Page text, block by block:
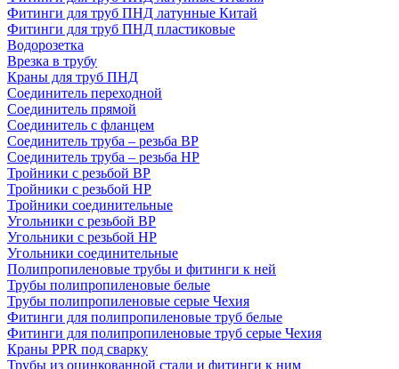
Фитинги для труб ПНД латунные Китай
Фитинги для труб ПНД пластиковые
Водорозетка
Врезка в трубу
Краны для труб ПНД
Соединитель переходной
Соединитель прямой
Соединитель с фланцем
Соединитель труба – резьба ВР
Соединитель труба – резьба НР
Тройники с резьбой ВР
Тройники с резьбой НР
Тройники соединительные
Угольники с резьбой ВР
Угольники с резьбой НР
Угольники соединительные
Полипропиленовые трубы и фитинги к ней
Трубы полипропиленовые белые
Трубы полипропиленовые серые Чехия
Фитинги для полипропиленовые труб белые
Фитинги для полипропиленовые труб серые Чехия
Краны PPR под сварку
Трубы из оцинкованной стали и фитинги к ним